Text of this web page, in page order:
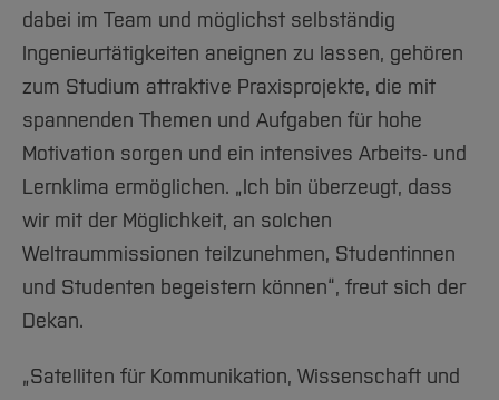
dabei im Team und möglichst selbständig
Ingenieurtätigkeiten aneignen zu lassen, gehören
zum Studium attraktive Praxisprojekte, die mit
spannenden Themen und Aufgaben für hohe
Motivation sorgen und ein intensives Arbeits- und
Lernklima ermöglichen. „Ich bin überzeugt, dass
wir mit der Möglichkeit, an solchen
Weltraummissionen teilzunehmen, Studentinnen
und Studenten begeistern können“, freut sich der
Dekan.
„Satelliten für Kommunikation, Wissenschaft und